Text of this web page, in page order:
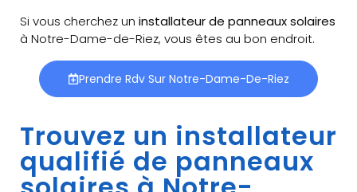
Si vous cherchez un installateur de panneaux solaires
à Notre-Dame-de-Riez, vous êtes au bon endroit.
Prendre Rdv Sur Notre-Dame-De-Riez
Trouvez un installateur
qualifié de panneaux